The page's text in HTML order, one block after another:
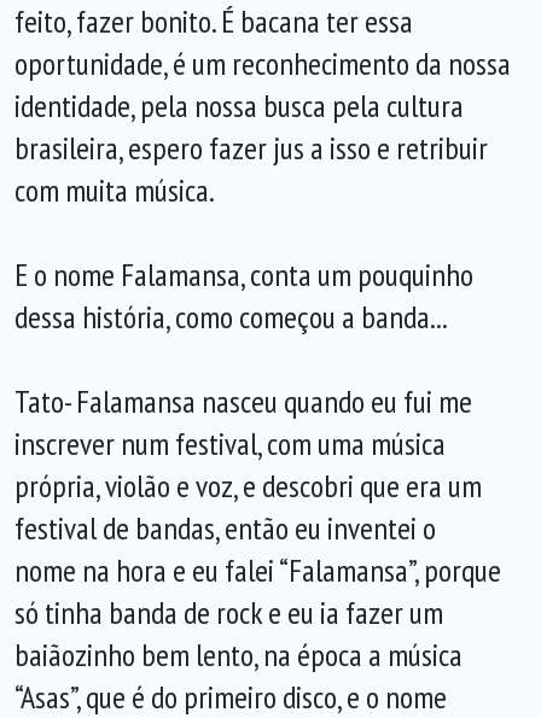
feito, fazer bonito. É bacana ter essa
oportunidade, é um reconhecimento da nossa
identidade, pela nossa busca pela cultura
brasileira, espero fazer jus a isso e retribuir
com muita música.
E o nome Falamansa, conta um pouquinho
dessa história, como começou a banda...
Tato- Falamansa nasceu quando eu fui me
inscrever num festival, com uma música
própria, violão e voz, e descobri que era um
festival de bandas, então eu inventei o
nome na hora e eu falei “Falamansa”, porque
só tinha banda de rock e eu ia fazer um
baiãozinho bem lento, na época a música
“Asas”, que é do primeiro disco, e o nome